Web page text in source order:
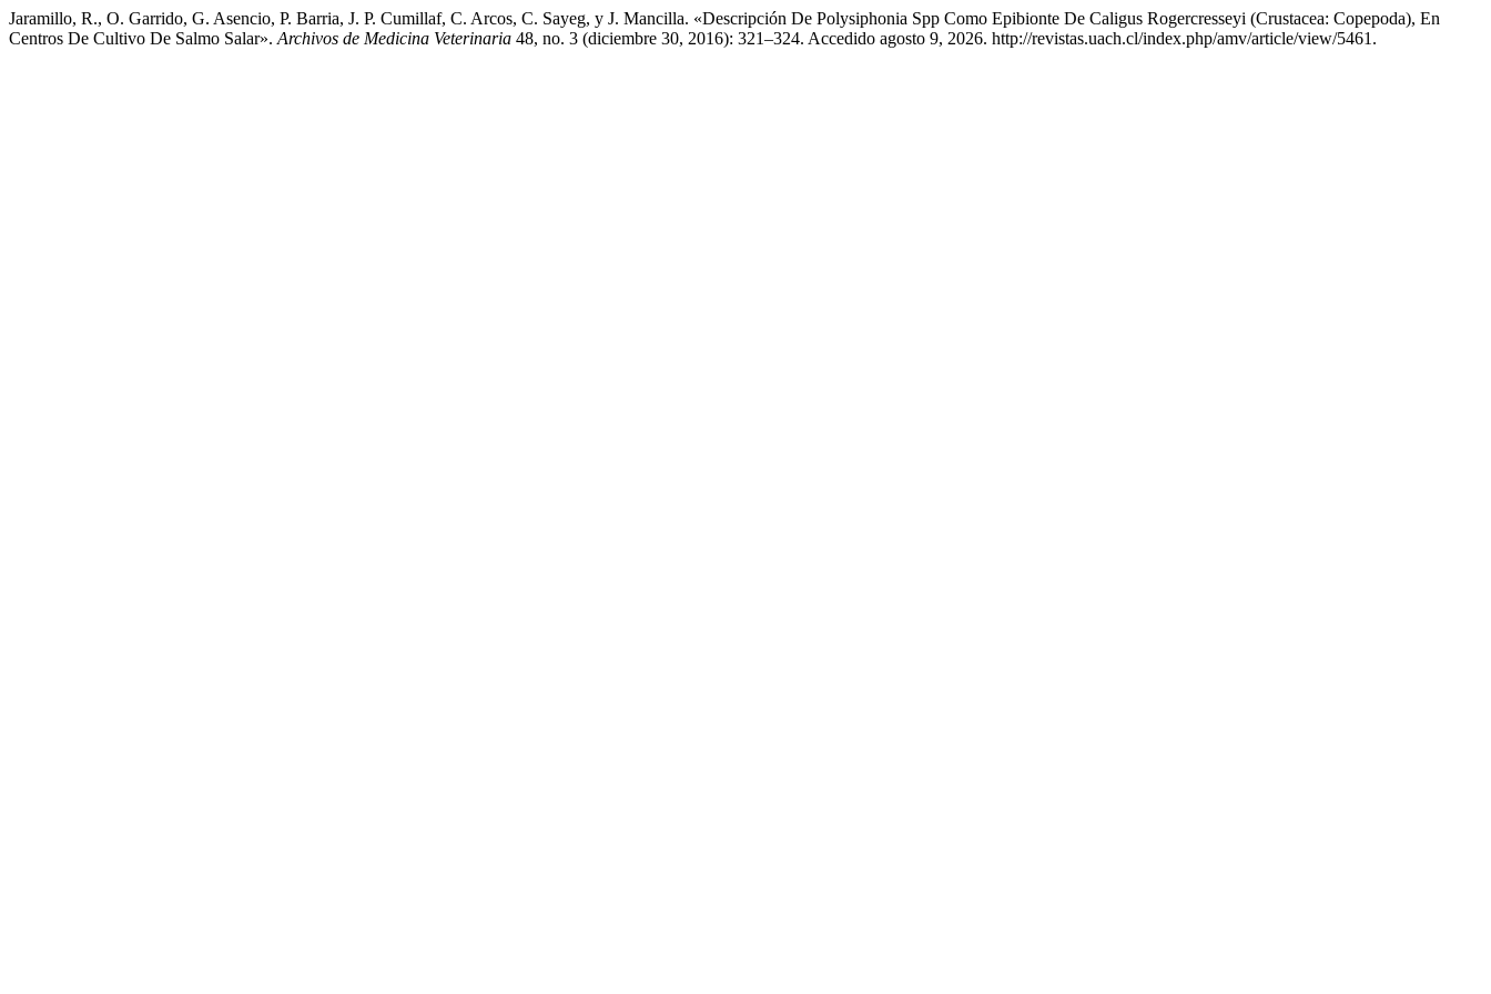
Jaramillo, R., O. Garrido, G. Asencio, P. Barria, J. P. Cumillaf, C. Arcos, C. Sayeg, y J. Mancilla. «Descripción De Polysiphonia Spp Como Epibionte De Caligus Rogercresseyi (Crustacea: Copepoda), En
Centros De Cultivo De Salmo Salar». Archivos de Medicina Veterinaria 48, no. 3 (diciembre 30, 2016): 321–324. Accedido agosto 9, 2026. http://revistas.uach.cl/index.php/amv/article/view/5461.